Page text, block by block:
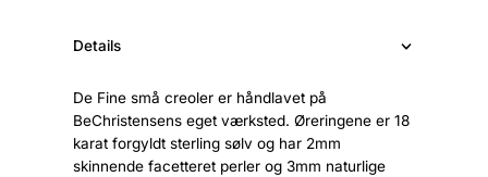
Details
De Fine små creoler er håndlavet på
BeChristensens eget værksted. Øreringene er 18
karat forgyldt sterling sølv og har 2mm
skinnende facetteret perler og 3mm naturlige